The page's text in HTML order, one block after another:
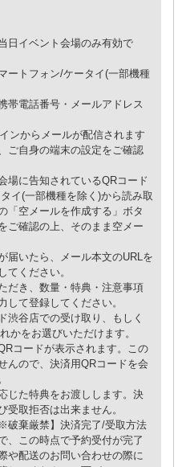
日イベント会場のみ有効で
ートフォン/ケータイ(一部機種
帯電話番号・メールアドレス
ンからメールが配信されます
ご自身の端末の設定をご確認
場に告知されているQRコード
イ(一部機種を除く)から読み取
「空メールを作成する」ボタ
ご確認の上、そのまま空メー
届いたら、メール本文のURLを
てください。
だき、数量・特典・注意事項
して登録してください。
谷店での受け取り、もしく
かをお選びいただけます。
コードが表示されます。この
んので、決済用QRコードを会
じた特典をお渡しします。決
受取拒否は出来ません。
棄厳禁】決済完了/受取方法
、この時点で予約受付が完了
や配送のお問い合わせの際に